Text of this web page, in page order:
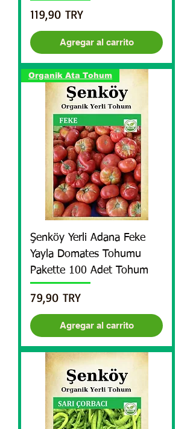
Precio
119,90 TRY
Agregar al carrito
Organik Ata Tohum
Şenköy Yerli Adana Feke
Yayla Domates Tohumu
Pakette 100 Adet Tohum
Precio
79,90 TRY
Agregar al carrito